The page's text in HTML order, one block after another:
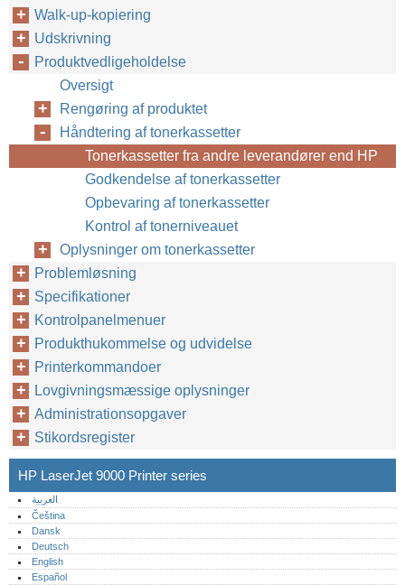
Walk-up-kopiering
Udskrivning
Produktvedligeholdelse
Oversigt
Rengøring af produktet
Håndtering af tonerkassetter
Tonerkassetter fra andre leverandører end HP
Godkendelse af tonerkassetter
Opbevaring af tonerkassetter
Kontrol af tonerniveauet
Oplysninger om tonerkassetter
Problemløsning
Specifikationer
Kontrolpanelmenuer
Produkthukommelse og udvidelse
Printerkommandoer
Lovgivningsmæssige oplysninger
Administrationsopgaver
Stikordsregister
HP LaserJet 9000 Printer series
العربية
Čeština
Dansk
Deutsch
English
Español